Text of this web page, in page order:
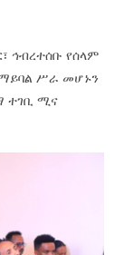
ኅብረተሰቡ የሰላም
ሥራ መሆኑን
ተገቢ ሚና